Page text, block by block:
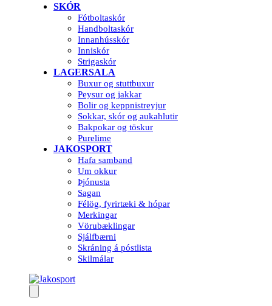
SKÓR
Fótboltaskór
Handboltaskór
Innanhússkór
Inniskór
Strigaskór
LAGERSALA
Buxur og stuttbuxur
Peysur og jakkar
Bolir og keppnistreyjur
Sokkar, skór og aukahlutir
Bakpokar og töskur
Purelime
JAKOSPORT
Hafa samband
Um okkur
Þjónusta
Sagan
Félög, fyrirtæki & hópar
Merkingar
Vörubæklingar
Sjálfbærni
Skráning á póstlista
Skilmálar